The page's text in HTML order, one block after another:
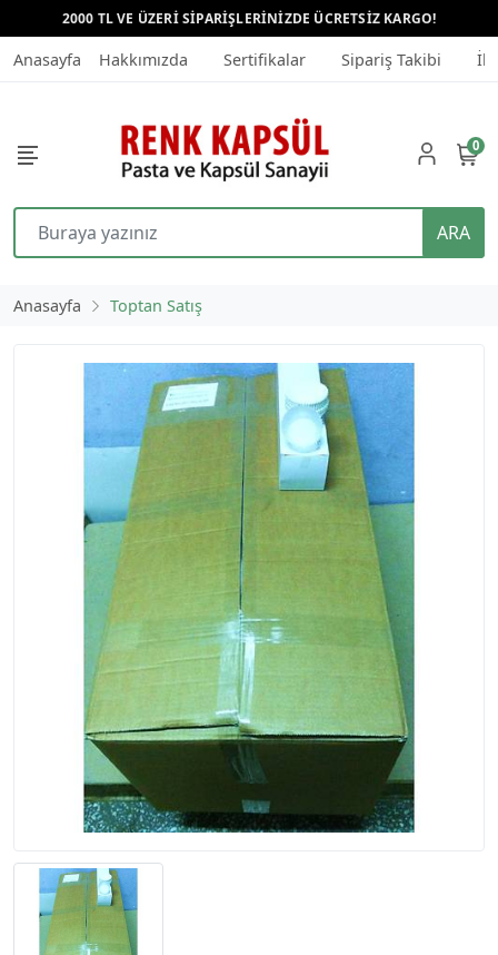
2000 TL VE ÜZERİ SİPARİŞLERİNİZDE ÜCRETSİZ KARGO!
Anasayfa Hakkımızda Sertifikalar Sipariş Takibi
ARA
0
Anasayfa Toptan Satış